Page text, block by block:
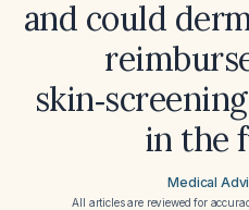
and could
in the
Medical
All articles are reviewed for